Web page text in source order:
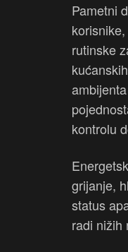
Pametni
rutinske
kontrolu
grijanje,
status
radi nižih